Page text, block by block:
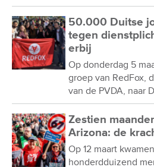
50.000 Duitse
tegen
erbij
Op donderdag 5
groep van RedFox,
van de PVDA, naar
Zestien
Arizona: de
Op 12 maart
honderdduizend